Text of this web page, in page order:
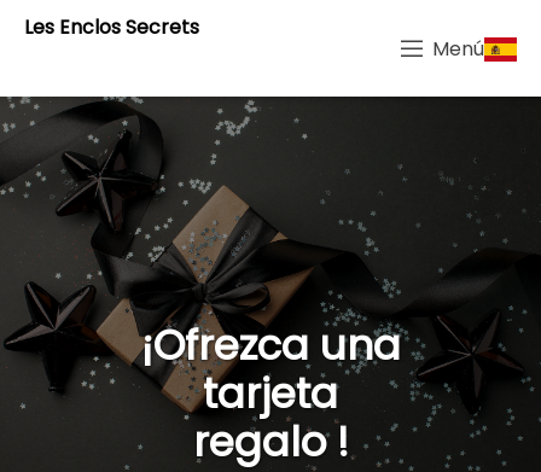
Les Enclos Secrets
Menú
¡Ofrezca una
tarjeta
regalo !